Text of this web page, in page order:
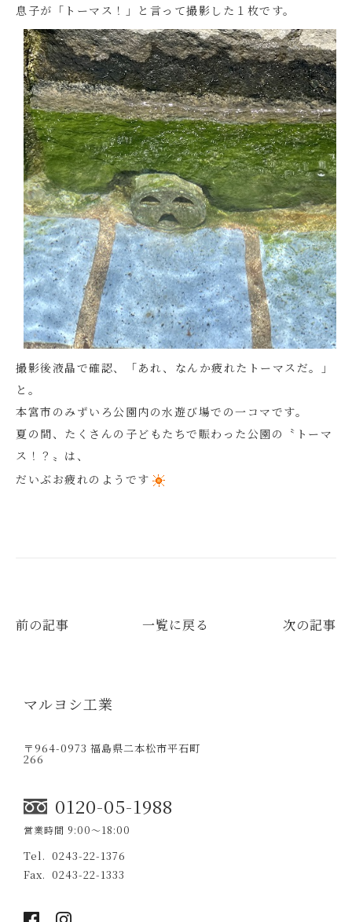
息子が「トーマス！」と言って撮影した１枚です。
撮影後液晶で確認、「あれ、なんか疲れたトーマスだ。」
と。
本宮市のみずいろ公園内の水遊び場での一コマです。
夏の間、たくさんの子どもたちで賑わった公園の〝トーマ
ス！？〟は、
だいぶお疲れのようです
前の記事 一覧に戻る 次の記事
マルヨシ工業
〒964-0973 福島県二本松市平石町
266
0120-05-1988
営業時間 9:00〜18:00
0243-22-1376
0243-22-1333